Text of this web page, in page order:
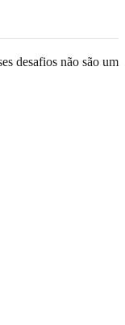
desafios não são um